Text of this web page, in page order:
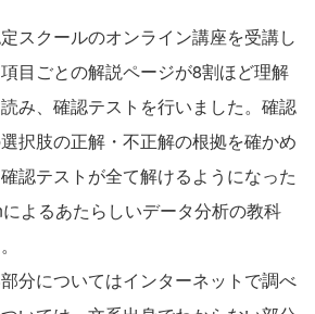
スクールのオンライン講座を受講し
目ごとの解説ページが8割ほど理解
み、確認テストを行いました。確認
択肢の正解・不正解の根拠を確かめ
認テストが全て解けるようになった
よるあたらしいデータ分析の教科
分についてはインターネットで調べ